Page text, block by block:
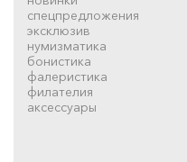
спецпредложения
эксклюзив
нумизматика
бонистика
фалеристика
филателия
аксессуары